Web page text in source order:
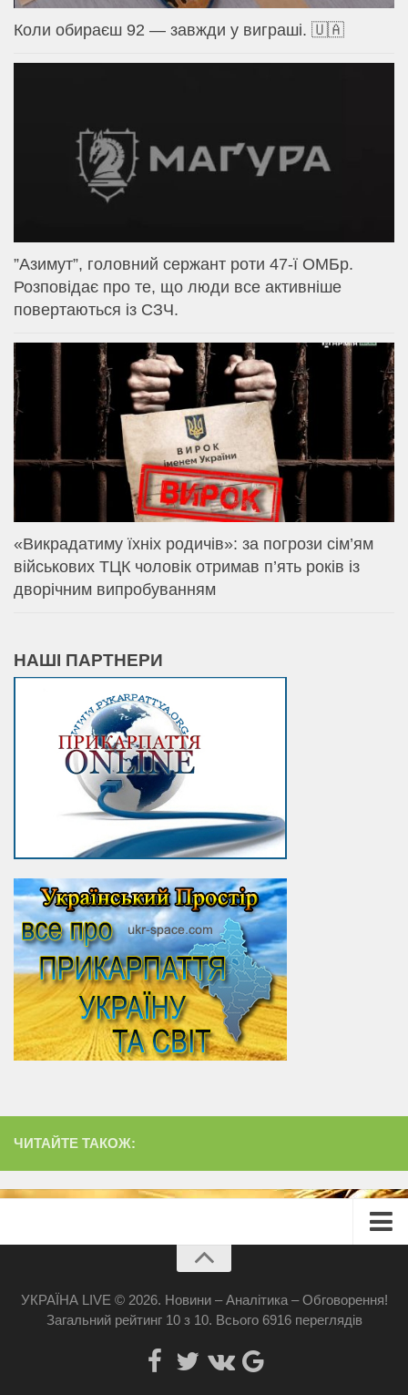
Коли обираєш 92 — завжди у виграші. 🇺🇦
⁨”Азимут”, головний сержант роти 47-ї ОМБр.
Розповідає про те, що люди все активніше
повертаються із СЗЧ.
«Викрадатиму їхніх родичів»: за погрози сім’ям
військових ТЦК чоловік отримав п’ять років із
дворічним випробуванням
НАШІ ПАРТНЕРИ
ЧИТАЙТЕ ТАКОЖ:
Про сайт
Реклама
УКРАЇНА LIVE © 2026. Новини – Аналітика – Обговорення!
Загальний рейтинг 10з 10. Всього 6916переглядів